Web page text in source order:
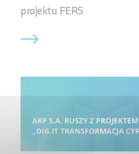
projektu FERS